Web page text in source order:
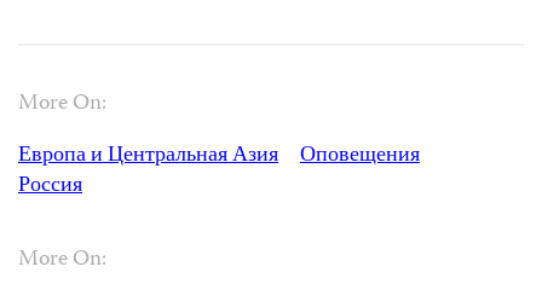
More On:
Европа и Центральная Азия
Оповещения
Россия
More On: